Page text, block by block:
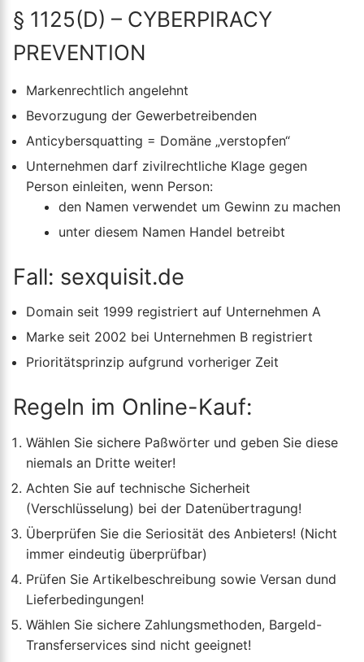
§ 1125(D) – CYBERPIRACY
PREVENTION
Markenrechtlich angelehnt
Bevorzugung der Gewerbetreibenden
Anticybersquatting = Domäne „verstopfen“
Unternehmen darf zivilrechtliche Klage gegen
Person einleiten, wenn Person:
den Namen verwendet um Gewinn zu machen
unter diesem Namen Handel betreibt
Fall: sexquisit.de
Domain seit 1999 registriert auf Unternehmen A
Marke seit 2002 bei Unternehmen B registriert
Prioritätsprinzip aufgrund vorheriger Zeit
Regeln im Online-Kauf:
Wählen Sie sichere Paßwörter und geben Sie diese
niemals an Dritte weiter!
Achten Sie auf technische Sicherheit
(Verschlüsselung) bei der Datenübertragung!
Überprüfen Sie die Seriosität des Anbieters! (Nicht
immer eindeutig überprüfbar)
Prüfen Sie Artikelbeschreibung sowie Versan dund
Lieferbedingungen!
Wählen Sie sichere Zahlungsmethoden, Bargeld-
Transferservices sind nicht geeignet!